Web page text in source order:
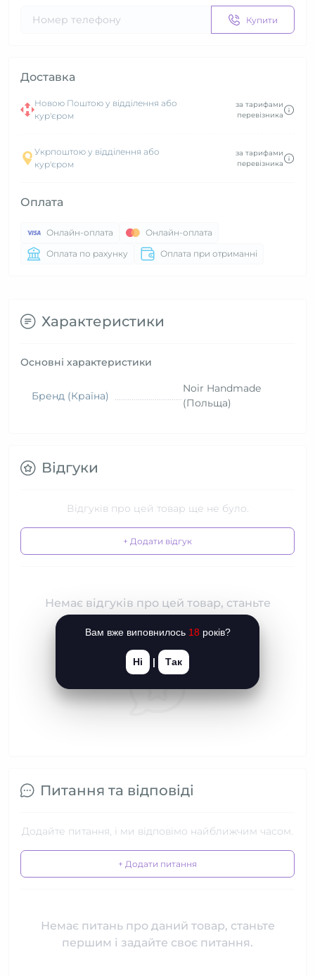
Купити
Доставка
Новою Поштою у відділення або
кур'єром
за тарифами
перевізника
Укрпоштою у відділення або
кур'єром
за тарифами
перевізника
Оплата
Онлайн-оплата
Онлайн-оплата
Оплата по рахунку
Оплата при отриманні
Характеристики
Основні характеристики
Бренд (Країна)
Noir Handmade
(Польща)
Відгуки
Відгуків про цей товар ще не було.
+ Додати відгук
Немає відгуків про цей товар, станьте
Питання та відповіді
Додайте питання, і ми відповімо найближчим часом.
+ Додати питання
Немає питань про даний товар, станьте
першим і задайте своє питання.
Вам вже виповнилось 18 років?
Ні | Так